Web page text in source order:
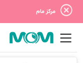
مرکز مام